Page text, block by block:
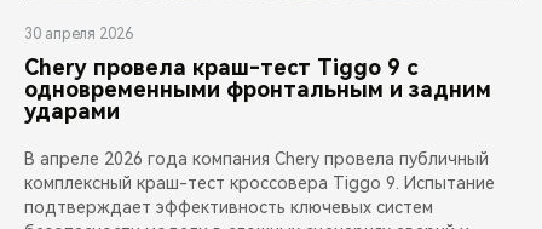
30 апреля 2026
Chery провела краш-тест Tiggo 9 с
одновременными фронтальным и задним
ударами
В апреле 2026 года компания Chery провела публичный
комплексный краш-тест кроссовера Tiggo 9. Испытание
подтверждает эффективность ключевых систем